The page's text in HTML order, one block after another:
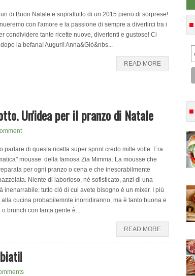
di Buon Natale e soprattutto di un 2015 pieno di sorprese!
con l'amore e la passione di sempre a divertirci tra i
condividere tante ricette nuove, divertenti e gustose! Ci
la befana! Auguri! Anna&Giò&nbs...
READ MORE
Un'idea per il pranzo di Natale
parlare di questa ricetta super sprint credo mille volte. Era
mousse della famosa Zia Mimma. La mousse che
per ogni pranzo o cena e che inesorabilmente
Niente di laborioso, nè sofisticato, anzi di una
inenarrabile: tutto ciò di cui avete bisogno è un mixer. I più
cucina probabilemnte inorridiranno, ma è tanto buona e
brunch con tanta gente è...
READ MORE